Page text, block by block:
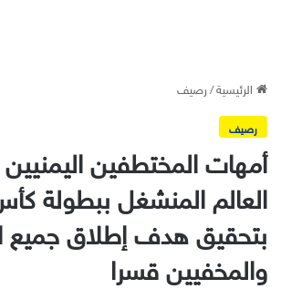
الرئيسية/رصيف
رصيف
أمهات المختطفين
العالم المنشغل ببطولة
بتحقيق هدف إطلاق جميع
والمخفيين قسرا